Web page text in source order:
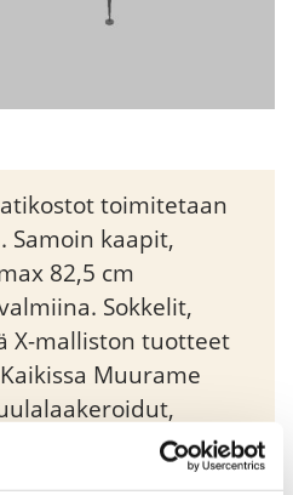
toimitetaan
Samoin kaapit,
82,5 cm
Sokkelit,
X-malliston tuotteet
Muurame
loppuvedon